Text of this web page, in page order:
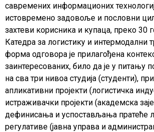
савремених информационих
истовремено задовоље и пословни
захтеви корисника и купаца, преко 30
Катедра за логистику и интермодални
форма одговора је прилагођена
заинтересованих, било да је у питању
на сва три нивоа студија (студенти),
апликативни пројекти (логистичка
истраживачки пројекти (академска
дефинисања и успостављања пратеће
регулативе (јавна управа и